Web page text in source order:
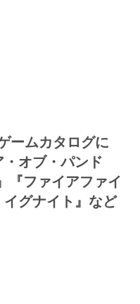
ムカタログに
・オブ・パンド
ファイアファイ
グナイト』など